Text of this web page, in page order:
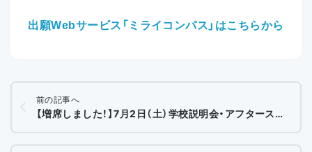
出願Webサービス「ミライコンパス」はこちらから
前の記事へ
【増席しました！】7月2日（土）学校説明会・アフタースクール体験会を追加募集します！